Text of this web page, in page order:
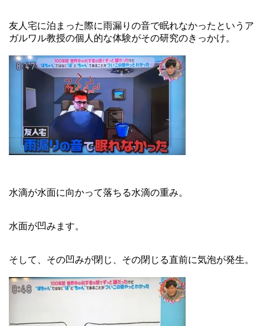
友人宅に泊まった際に雨漏りの音で眠れなかったというア
ガルワル教授の個人的な体験がその研究のきっかけ。
水滴が水面に向かって落ちる水滴の重み。
水面が凹みます。
そして、その凹みが閉じ、その閉じる直前に気泡が発生。